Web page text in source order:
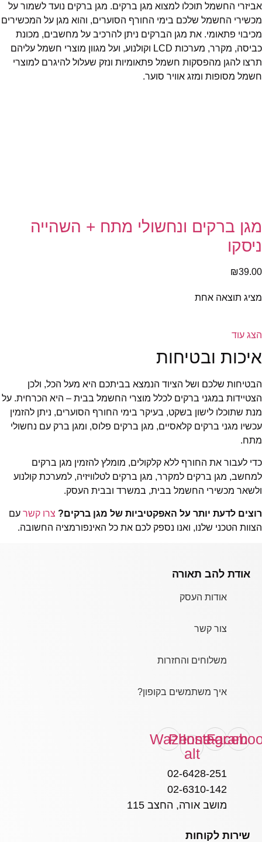
אביזרי החשמל תוכלו למצוא מגן ברקים. מגן ברקים נועד לשמור על
מכשירי החשמל שלכם בימי החורף הסוערים, והוא מגן על המכשירים
מכיבוי פתאומי. את מגן הברקים ניתן להרכיב על מחשבים, מכונת
כביסה, מקרר, מערכות LCD וקולנוע, ועל מגוון מוצרי חשמל עליהם
תרצו להגן מהפסקות חשמל פתאומיות ונזק שעלול להיגרם למוצרי
חשמל מסופות ומזג אוויר סוער.
מגן ברקים ונחשולי מתח + השהייה
ניסקו
₪39.00
מציג תוצאה אחת
הצג עוד
איכות ובטיחות
הבטיחות שלכם ושל הציוד הנמצא בביתכם היא מעל הכל, ולכן
הצטיידות במגני ברקים לכלל מוצרי החשמל בבית – היא הכרחית. על
מנת שתוכלו לישון בשקט, בעיקר בימי החורף הסוערים, ניתן להזמין
עכשיו מגני ברקים קלאסיים, מגן ברקים פלוס, ומגן ברק עם נחשולי
מתח.
כדי לעבור את החורף ללא קלקולים, מומלץ להזמין מגן ברקים
למחשב, מגן ברקים למקרר, מגן ברקים לטלוויזיה, למערכת קולנוע
ולשאר מכשירי החשמל בבית, במשרד ובבית העסק.
רוצים לדעת יותר על האפקטיביות של מגן ברקים? צרו קשר עם
הצוות הטכני שלנו, ואנו נספק לכם את כל האינפורמציה החשובה.
אודת להב תאורה
אודות העסק
צור קשר
משלוחים והחזרות
איך משתמשים בקופון?
Instagram
Phone-
alt
Waze
02-6428-251
02-6310-142
מושב אורה, החצב 115
שירות לקוחות